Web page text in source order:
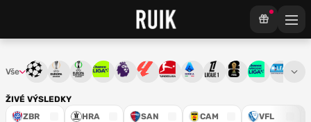
ŽIVÉ VÝSLEDKY
ZBR
HRA
SAN
CAM
VFL
Vše Liga mistrůEvropská liga
Konferenční liga
Chance ligaPremier League
La LigaBundesliga
Serie ALigue 1Mistrovství světa
Chance3. ČFL